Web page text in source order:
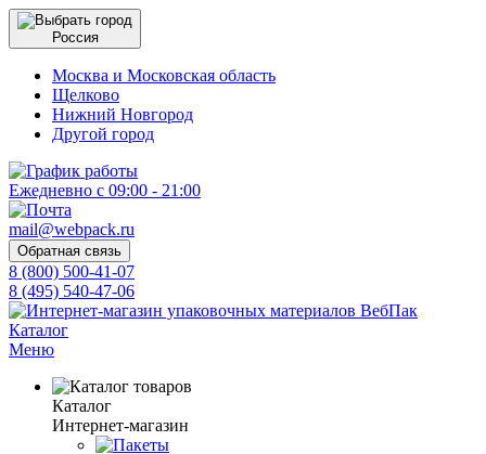
Россия
Москва и Московская область
Щелково
Нижний Новгород
Другой город
Ежедневно с 09:00 - 21:00
mail@webpack.ru
Обратная связь
8 (800) 500-41-07
8 (495) 540-47-06
Каталог
Меню
Каталог
Интернет-магазин